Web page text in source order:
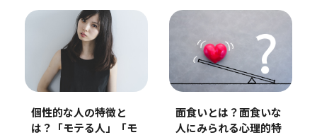
個性的な人の特徴と
は？「モテる人」「モ
面食いとは？面食いな
人にみられる心理的特